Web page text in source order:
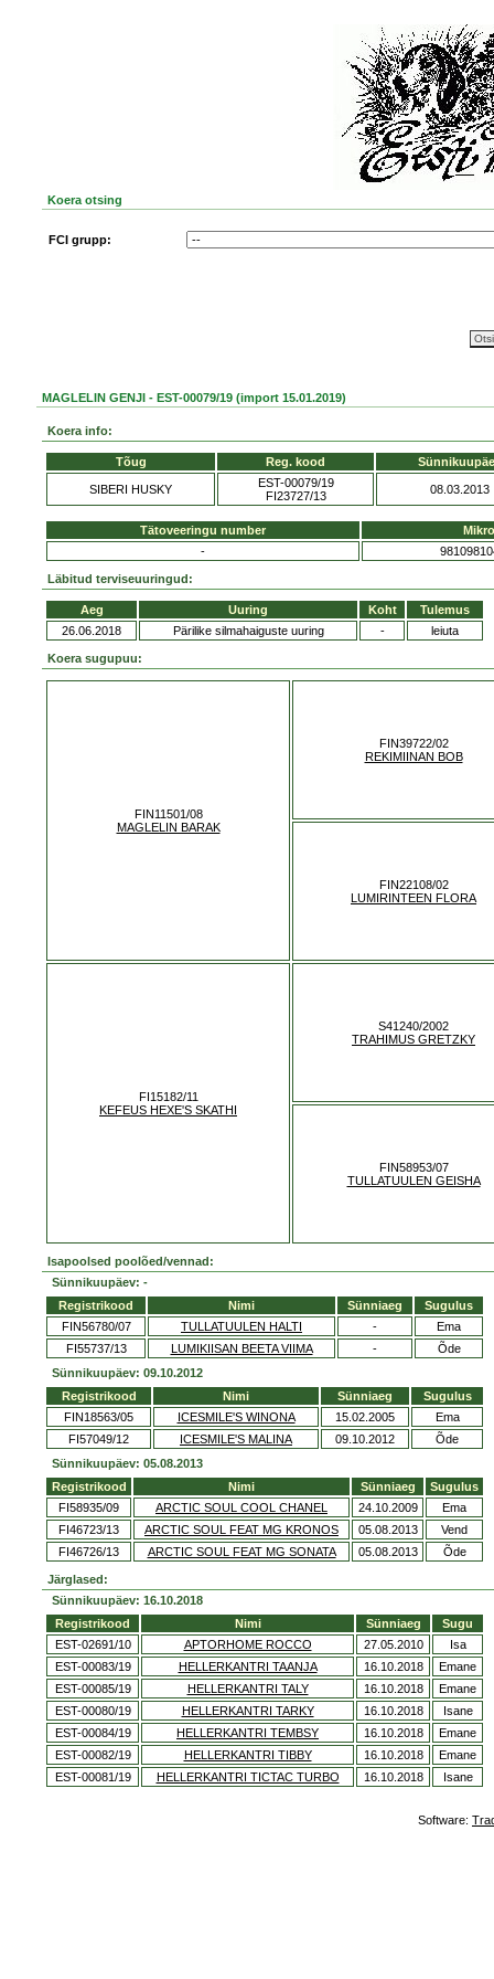
Koera otsing
FCI grupp:
MAGLELIN GENJI - EST-00079/19 (import 15.01.2019)
Koera info:
Tõug Reg. kood
SIBERI HUSKY
EST-00079/19
FI23727/13
08.03.2013
Tätoveeringu number
-
Läbitud terviseuuringud:
Aeg Uuring Koht
Tulemus
26.06.2018
Pärilike silmahaiguste uuring - leiuta
Koera sugupuu:
FIN11501/08
MAGLELIN BARAK
FIN39722/02
REKIMIINAN BOB
FIN22108/02
LUMIRINTEEN FLORA
FI15182/11
KEFEUS HEXE'S SKATHI
S41240/2002
TRAHIMUS GRETZKY
FIN58953/07
TULLATUULEN GEISHA
Isapoolsed poolõed/vennad:
Sünnikuupäev: -
Registrikood
Nimi Sünniaeg
Sugulus
FIN56780/07
TULLATUULEN HALTI -
Ema
FI55737/13
LUMIKIISAN BEETA VIIMA -
Õde
Sünnikuupäev: 09.10.2012
Registrikood
Nimi Sünniaeg
Sugulus
FIN18563/05
ICESMILE'S WINONA 15.02.2005
Ema
FI57049/12
ICESMILE'S MALINA 09.10.2012
Õde
Sünnikuupäev: 05.08.2013
Registrikood
Nimi Sünniaeg
Sugulus
FI58935/09
ARCTIC SOUL COOL CHANEL 24.10.2009
Ema
FI46723/13
ARCTIC SOUL FEAT MG KRONOS 05.08.2013
Vend
FI46726/13
ARCTIC SOUL FEAT MG SONATA 05.08.2013 Õde
Järglased:
Sünnikuupäev: 16.10.2018
Registrikood
Nimi Sünniaeg
Sugu
EST-02691/10
APTORHOME ROCCO 27.05.2010
Isa
EST-00083/19
HELLERKANTRI TAANJA 16.10.2018
Emane
EST-00085/19
HELLERKANTRI TALY 16.10.2018
Emane
EST-00080/19
HELLERKANTRI TARKY 16.10.2018
Isane
EST-00084/19
HELLERKANTRI TEMBSY 16.10.2018
Emane
EST-00082/19
HELLERKANTRI TIBBY 16.10.2018
Emane
EST-00081/19
HELLERKANTRI TICTAC TURBO 16.10.2018 Isane
Software: